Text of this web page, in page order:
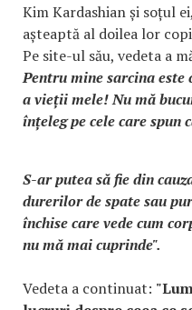
Kim Kardashian și soțul
așteaptă al doilea lor
Pe site-ul său, vedeta a
Pentru mine sarcina este
a vieții mele! Nu mă
înțeleg pe cele care spun
S-ar putea să fie din
durerilor de spate sau
închise care vede cum
nu mă mai cuprinde".
Vedeta a continuat: